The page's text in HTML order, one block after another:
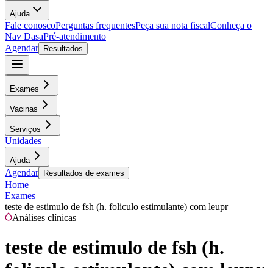
Ajuda
Fale conoscoPerguntas frequentesPeça sua nota fiscalConheça o
Nav DasaPré-atendimento
Agendar
Resultados
Exames
Vacinas
Serviços
Unidades
Ajuda
Agendar Resultados de exames
Home
Exames
teste de estimulo de fsh (h. foliculo estimulante) com leupr
Análises clínicas
teste de estimulo de fsh (h.